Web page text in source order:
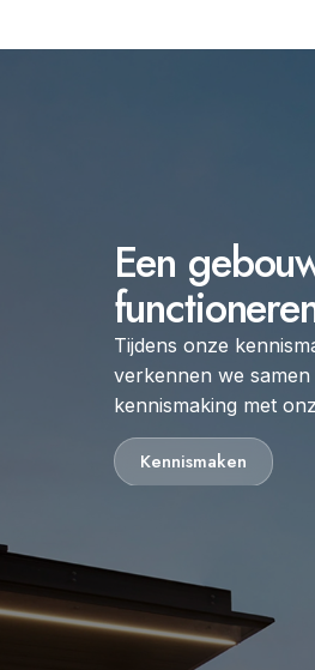
Een
Tijdens onze
verkennen we
kennismaking met
Kennismaken